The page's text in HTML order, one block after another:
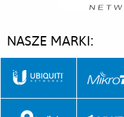
NASZE MARKI: